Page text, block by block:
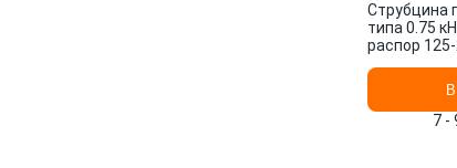
Струбцина
типа 0.75
распор
7 -